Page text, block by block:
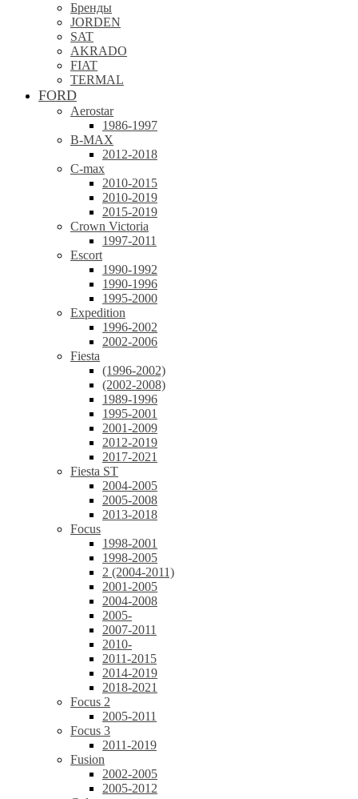
Бренды
JORDEN
SAT
AKRADO
FIAT
TERMAL
FORD
Aerostar
1986-1997
B-MAX
2012-2018
C-max
2010-2015
2010-2019
2015-2019
Crown Victoria
1997-2011
Escort
1990-1992
1990-1996
1995-2000
Expedition
1996-2002
2002-2006
Fiesta
(1996-2002)
(2002-2008)
1989-1996
1995-2001
2001-2009
2012-2019
2017-2021
Fiesta ST
2004-2005
2005-2008
2013-2018
Focus
1998-2001
1998-2005
2 (2004-2011)
2001-2005
2004-2008
2005-
2007-2011
2010-
2011-2015
2014-2019
2018-2021
Focus 2
2005-2011
Focus 3
2011-2019
Fusion
2002-2005
2005-2012